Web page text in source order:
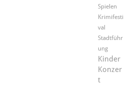
Spielen
Krimifesti
val
Stadtführ
ung
Kinder
Konzer
t